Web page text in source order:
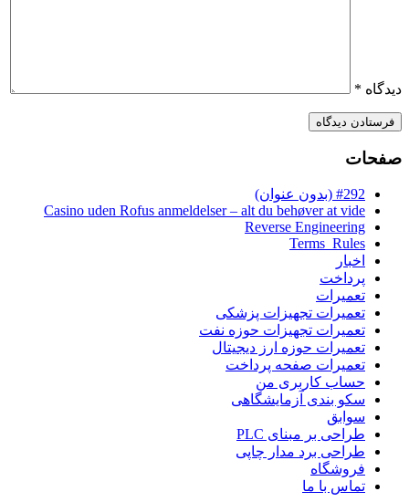
دیدگاه *
صفحات
#292 (بدون عنوان)
Casino uden Rofus anmeldelser – alt du behøver at vide
Reverse Engineering
Terms_Rules
اخبار
پرداخت
تعمیرات
تعمیرات تجهیزات پزشکی
تعمیرات تجهیزات حوزه نفت
تعمیرات حوزه ارز دیجیتال
تعمیرات صفحه پرداخت
حساب کاربری من
سکو بندی آزمایشگاهی
سوابق
طراحی بر مبنای PLC
طراحی برد مدار چاپی
فروشگاه
تماس با ما